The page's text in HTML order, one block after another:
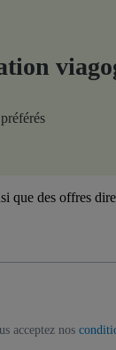
que des offres
acceptez nos